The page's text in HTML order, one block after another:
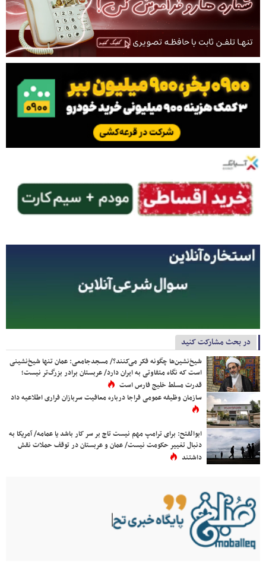
در بحث مشارکت کنید
شیخ‌نشین‌ها چگونه فکر می‌کنند؟/ مسجدجامعی: عمان تنها شیخ‌نشینی
است که نگاه متفاوتی به ایران دارد/ عربستان برادر بزرگ‌تر نیست؛
قدرت مسلط خلیج فارس است
سازمان وظیفه عمومی فراجا درباره معافیت سربازان فراری اطلاعیه داد
ابوالفتح: برای ترامپ مهم نیست تاج بر سر کار باشد یا عمامه/ آمریکا به
دنبال تغییر حکومت نیست/ عمان و عربستان در توقف حملات نقش
داشتند